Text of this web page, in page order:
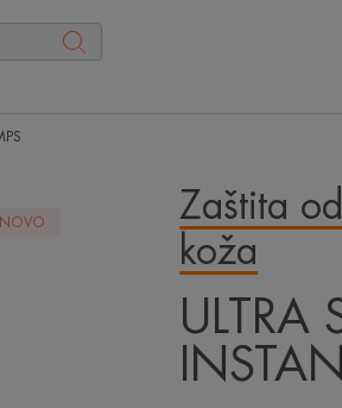
NOVO
Zaštita
koža
ULTRA